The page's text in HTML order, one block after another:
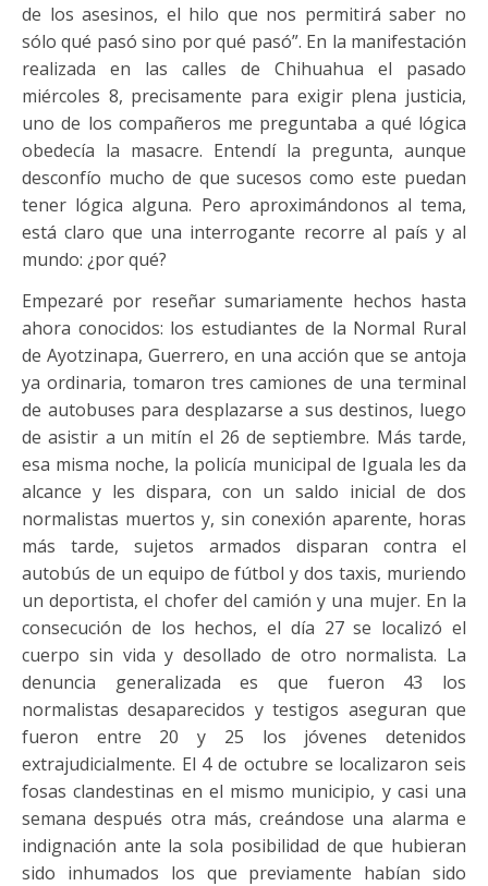
de los asesinos, el hilo que nos permitirá saber no
sólo qué pasó sino por qué pasó”. En la manifestación
realizada en las calles de Chihuahua el pasado
miércoles 8, precisamente para exigir plena justicia,
uno de los compañeros me preguntaba a qué lógica
obedecía la masacre. Entendí la pregunta, aunque
desconfío mucho de que sucesos como este puedan
tener lógica alguna. Pero aproximándonos al tema,
está claro que una interrogante recorre al país y al
mundo: ¿por qué?
Empezaré por reseñar sumariamente hechos hasta
ahora conocidos: los estudiantes de la Normal Rural
de Ayotzinapa, Guerrero, en una acción que se antoja
ya ordinaria, tomaron tres camiones de una terminal
de autobuses para desplazarse a sus destinos, luego
de asistir a un mitín el 26 de septiembre. Más tarde,
esa misma noche, la policía municipal de Iguala les da
alcance y les dispara, con un saldo inicial de dos
normalistas muertos y, sin conexión aparente, horas
más tarde, sujetos armados disparan contra el
autobús de un equipo de fútbol y dos taxis, muriendo
un deportista, el chofer del camión y una mujer. En la
consecución de los hechos, el día 27 se localizó el
cuerpo sin vida y desollado de otro normalista. La
denuncia generalizada es que fueron 43 los
normalistas desaparecidos y testigos aseguran que
fueron entre 20 y 25 los jóvenes detenidos
extrajudicialmente. El 4 de octubre se localizaron seis
fosas clandestinas en el mismo municipio, y casi una
semana después otra más, creándose una alarma e
indignación ante la sola posibilidad de que hubieran
sido inhumados los que previamente habían sido